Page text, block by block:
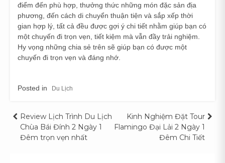
điểm đến phù hợp, thưởng thức những món đặc sản địa
phương, đến cách di chuyển thuận tiện và sắp xếp thời
gian hợp lý, tất cả đều được gợi ý chi tiết nhằm giúp bạn có
một chuyến đi trọn vẹn, tiết kiệm mà vẫn đầy trải nghiệm.
Hy vọng những chia sẻ trên sẽ giúp bạn có được một
chuyến đi trọn vẹn và đáng nhớ.
Posted in Du Lịch
Điều
hướng
Review Lịch Trình Du Lịch
Chùa Bái Đính 2 Ngày 1
Đêm trọn vẹn nhất
Kinh Nghiệm Đặt Tour
Flamingo Đại Lải 2 Ngày 1
Đêm Chi Tiết